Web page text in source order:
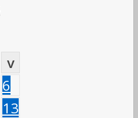
v
6
13